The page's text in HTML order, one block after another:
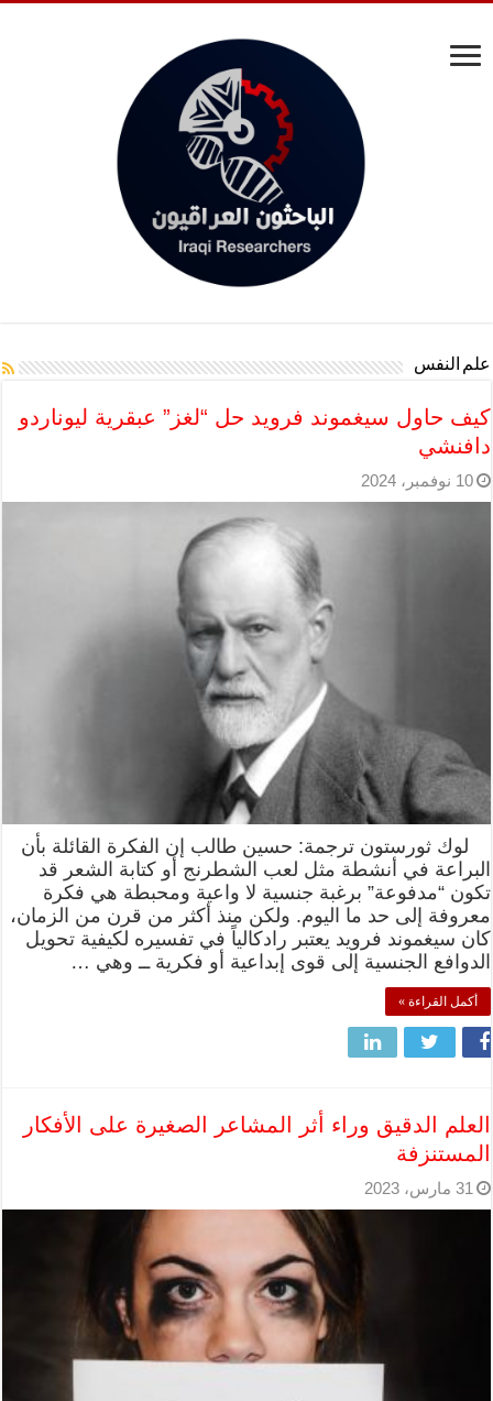
علم النفس
كيف حاول سيغموند فرويد حل “لغز” عبقرية ليوناردو
دافنشي
10 نوفمبر، 2024
لوك ثورستون ترجمة: حسين طالب إن الفكرة القائلة بأن
البراعة في أنشطة مثل لعب الشطرنج أو كتابة الشعر قد
تكون “مدفوعة” برغبة جنسية لا واعية ومحبطة هي فكرة
معروفة إلى حد ما اليوم. ولكن منذ أكثر من قرن من الزمان،
كان سيغموند فرويد يعتبر رادكالياً في تفسيره لكيفية تحويل
الدوافع الجنسية إلى قوى إبداعية أو فكرية ــ وهي …
أكمل القراءة »
العلم الدقيق وراء أثر المشاعر الصغيرة على الأفكار
المستنزفة
31 مارس، 2023